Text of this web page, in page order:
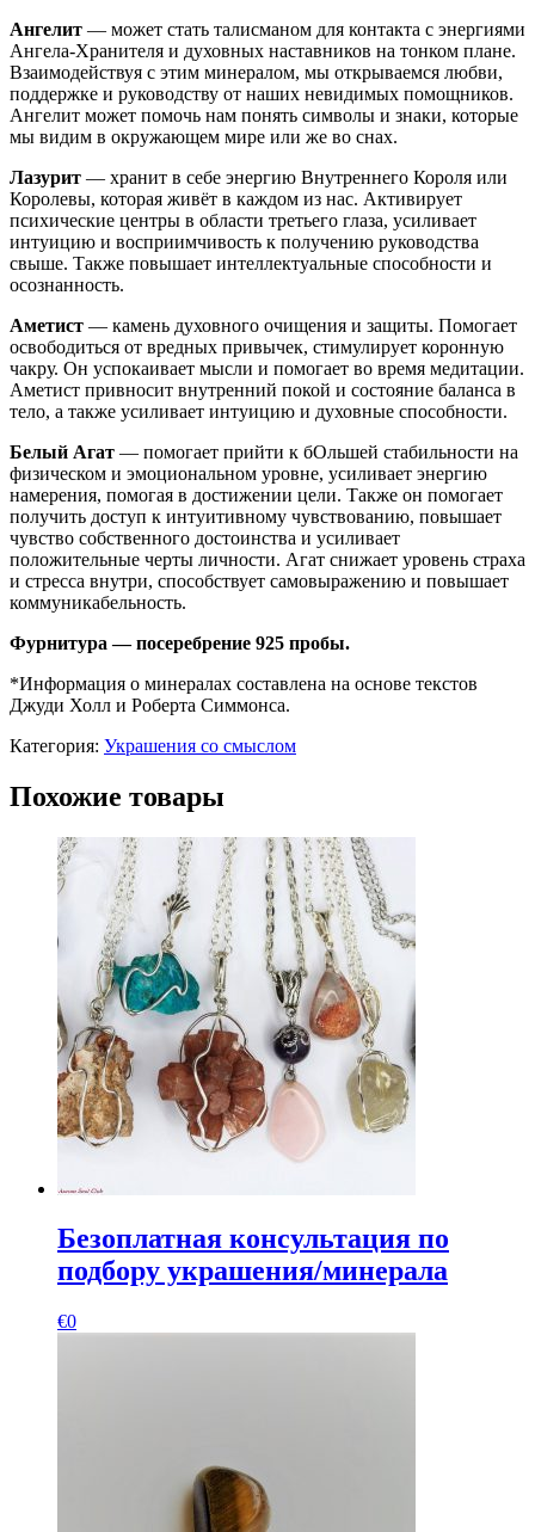
Ангелит — может стать талисманом для контакта с энергиями
Ангела-Хранителя и духовных наставников на тонком плане.
Взаимодействуя с этим минералом, мы открываемся любви,
поддержке и руководству от наших невидимых помощников.
Ангелит может помочь нам понять символы и знаки, которые
мы видим в окружающем мире или же во снах.
Лазурит — хранит в себе энергию Внутреннего Короля или
Королевы, которая живёт в каждом из нас. Активирует
психические центры в области третьего глаза, усиливает
интуицию и восприимчивость к получению руководства
свыше. Также повышает интеллектуальные способности и
осознанность.
Аметист — камень духовного очищения и защиты. Помогает
освободиться от вредных привычек, стимулирует коронную
чакру. Он успокаивает мысли и помогает во время медитации.
Аметист привносит внутренний покой и состояние баланса в
тело, а также усиливает интуицию и духовные способности.
Белый Агат — помогает прийти к бОльшей стабильности на
физическом и эмоциональном уровне, усиливает энергию
намерения, помогая в достижении цели. Также он помогает
получить доступ к интуитивному чувствованию, повышает
чувство собственного достоинства и усиливает
положительные черты личности. Агат снижает уровень страха
и стресса внутри, способствует самовыражению и повышает
коммуникабельность.
Фурнитура — посеребрение 925 пробы.
*Информация о минералах составлена на основе текстов
Джуди Холл и Роберта Симмонса.
Категория: Украшения со смыслом
Похожие товары
Безоплатная консультация по
подбору украшения/минерала
€0